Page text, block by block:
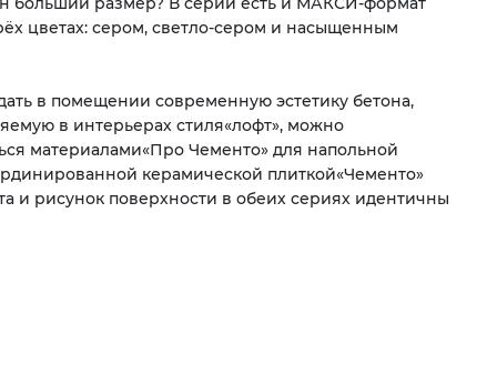
цветах: сером, светло-сером и насыщенным
в помещении современную эстетику бетона,
в интерьерах стиля«лофт», можно
материалами«Про Чементо» для напольной
керамической плиткой«Чементо»
и рисунок поверхности в обеих сериях идентичны